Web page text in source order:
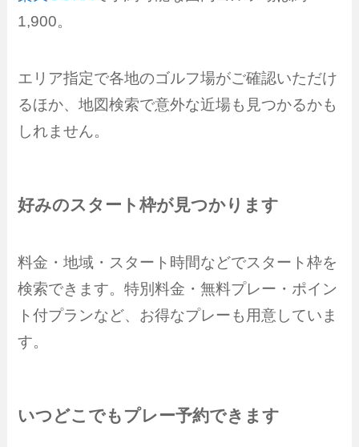
1,900。
エリア指定で各地のゴルフ場がご確認いただけ
るほか、地図検索で意外な近場も見つかるかも
しれません。
好みのスタート枠が見つかります
料金・地域・スタート時間などでスタート枠を
検索できます。特別料金・無料プレー・ポイン
ト付プランなど、お得なプレーも用意していま
す。
いつどこでもプレー予約できます